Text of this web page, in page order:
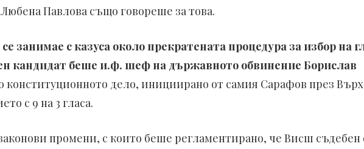
Павлова също говореше за това.
занимае с казуса около прекратената процедура за избор на
кандидат беше и.ф. шеф на държавното обвинение Борислав
конституционното дело, инициирано от самия Сарафов през
с 9 на 3 гласа.
промени, с които беше регламентирано, че Висш съдебен